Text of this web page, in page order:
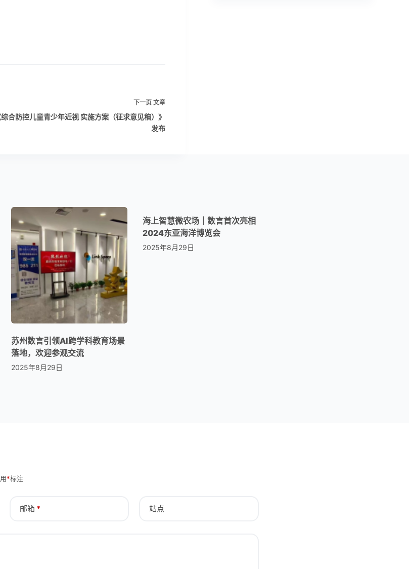
下一页 文章
综合防控儿童青少年近视 实施方案（征求意见稿）》
发布
苏州数言引领AI跨学科教育场景
落地，欢迎参观交流
2025年8月29日
海上智慧微农场｜数言首次亮相
2024东亚海洋博览会
2025年8月29日
*标注
邮箱* 站点